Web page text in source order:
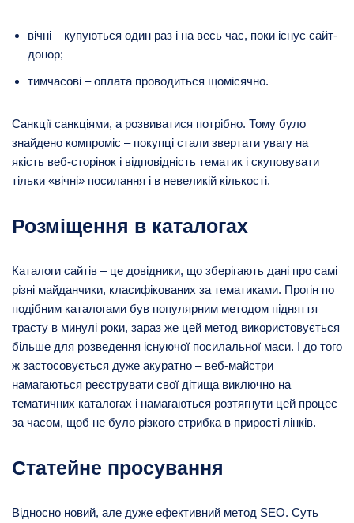
вічні – купуються один раз і на весь час, поки існує сайт-
донор;
тимчасові – оплата проводиться щомісячно.
Санкції санкціями, а розвиватися потрібно. Тому було
знайдено компроміс – покупці стали звертати увагу на
якість веб-сторінок і відповідність тематик і скуповувати
тільки «вічні» посилання і в невеликій кількості.
Розміщення в каталогах
Каталоги сайтів – це довідники, що зберігають дані про самі
різні майданчики, класифікованих за тематиками. Прогін по
подібним каталогами був популярним методом підняття
трасту в минулі роки, зараз же цей метод використовується
більше для розведення існуючої посилальної маси. І до того
ж застосовується дуже акуратно – веб-майстри
намагаються реєструвати свої дітища виключно на
тематичних каталогах і намагаються розтягнути цей процес
за часом, щоб не було різкого стрибка в прирості лінків.
Статейне просування
Відносно новий, але дуже ефективний метод SEO. Суть